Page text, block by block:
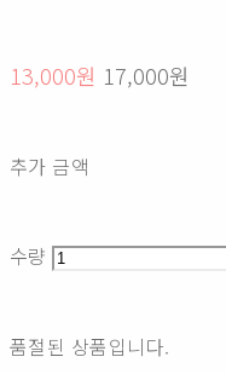
13,000원 17,000원
추가 금액
수량
품절된 상품입니다.